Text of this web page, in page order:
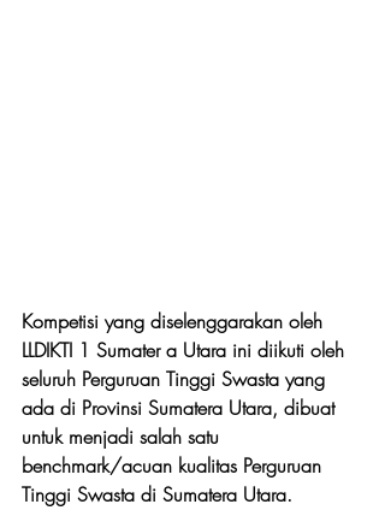
Kompetisi yang diselenggarakan oleh
LLDIKTI 1 Sumater a Utara ini diikuti oleh
seluruh Perguruan Tinggi Swasta yang
ada di Provinsi Sumatera Utara, dibuat
untuk menjadi salah satu
benchmark/acuan kualitas Perguruan
Tinggi Swasta di Sumatera Utara.